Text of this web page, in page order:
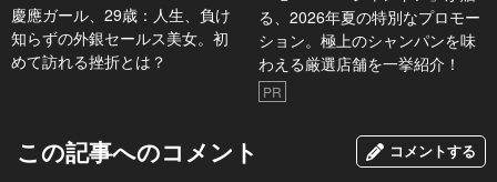
慶應ガール、29歳：人生、負け
知らずの外銀セールス美女。初
めて訪れる挫折とは？
る、2026年夏の特別なプロモー
ション。極上のシャンパンを味
わえる厳選店舗を一挙紹介！
PR
この記事へのコメント コメントする